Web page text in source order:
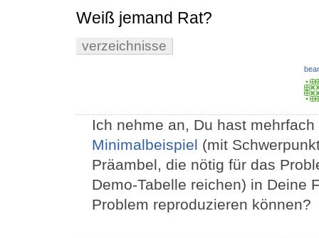
Weiß jemand Rat?
verzeichnisse
Ich nehme an, Du hast
Minimalbeispiel (mit
Präambel, die nötig für das
Demo-Tabelle reichen) in Deine
Problem reproduzieren können?